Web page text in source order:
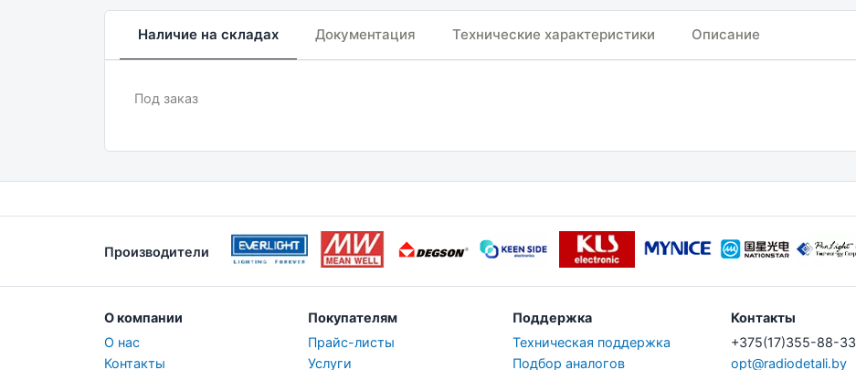
Наличие на складах Документация Технические характеристики Описание
Под заказ
Производители
О компании
О нас
Контакты
Покупателям
Прайс-листы
Услуги
Поддержка
Техническая поддержка
Подбор аналогов
Контакты
+375(17)355-88-33
opt@radiodetali.by